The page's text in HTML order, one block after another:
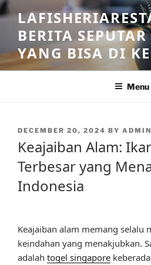
Skip
to
contentBERITA
YANG BISA DI
Menu
POSTED
DECEMBER 20, 2024 BY
Keajaiban Alam:
Terbesar yang
Indonesia
Keajaiban alam memang selalu
keindahan yang menakjubkan.
adalah togel singapore